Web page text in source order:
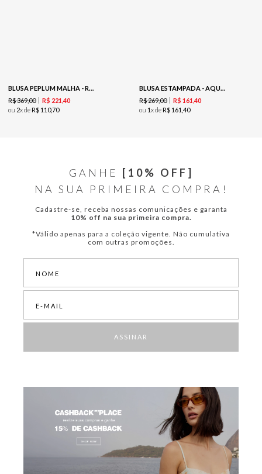
BLUSA PEPLUM MALHA - RUBRO
R$369,00 R$ 221 40
ou 2x deR$ 110,70
BLUSA ESTAMPADA - AQUARELA SUAVE
R$269,00 R$ 161 40
ou 1x deR$ 161 40
GANHE
[10% OFF]
NA SUA PRIMEIRA COMPRA!
Cadastre-se, receba nossas comunicações e garanta
10% off na sua primeira compra.
*Válido apenas para a coleção vigente. Não cumulativa
com outras promoções.
ASSINAR